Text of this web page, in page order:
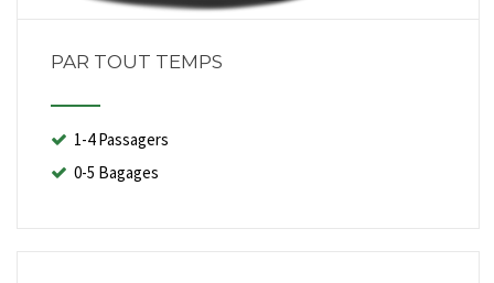
PAR TOUT TEMPS
1-4 Passagers
0-5 Bagages